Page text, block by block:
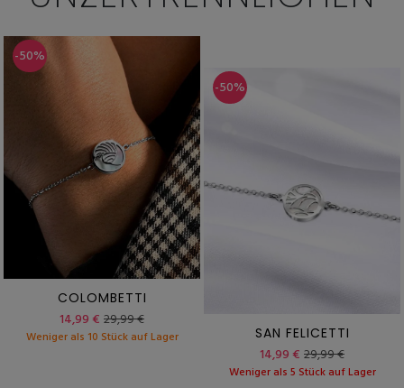
-50%
COLOMBETTI
14,99 € 29,99 €
Weniger als 10 Stück auf Lager
-50%
SAN FELICETTI
14,99 € 29,99 €
Weniger als 5 Stück auf Lager